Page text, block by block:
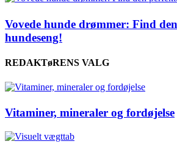
Vovede hunde drømmer: Find
hundeseng!
REDAKTøRENS VALG
Vitaminer, mineraler og fordøjelse